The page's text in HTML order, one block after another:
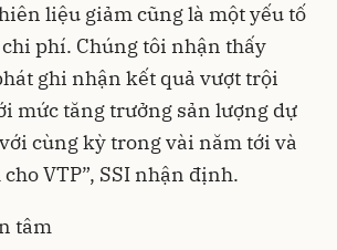
liệu giảm cũng là một yếu tố
phí. Chúng tôi nhận thấy
ghi nhận kết quả vượt trội
mức tăng trưởng sản lượng dự
cùng kỳ trong vài năm tới và
VTP”, SSI nhận định.
tâm